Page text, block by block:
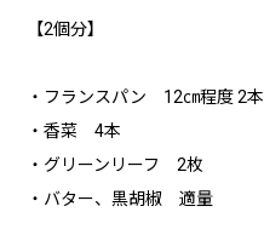
【2個分】
・フランスパン 12㎝程度 2本
・香菜 4本
・グリーンリーフ 2枚
・バター、黒胡椒 適量